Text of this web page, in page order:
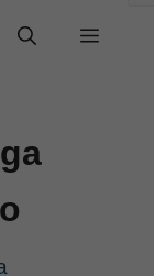
Menu